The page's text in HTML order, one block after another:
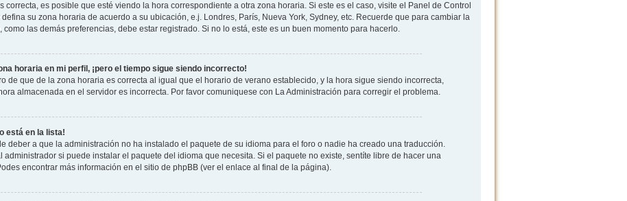
correcta, es posible que esté viendo la hora correspondiente a otra zona horaria. Si este es el caso, visite el Panel de Control
su zona horaria de acuerdo a su ubicación, e.j. Londres, París, Nueva York, Sydney, etc. Recuerde que para cambiar la
como las demás preferencias, debe estar registrado. Si no lo está, este es un buen momento para hacerlo.
horaria en mi perfil, ¡pero el tiempo sigue siendo incorrecto!
de que de la zona horaria es correcta al igual que el horario de verano establecido, y la hora sigue siendo incorrecta,
almacenada en el servidor es incorrecta. Por favor comuniquese con La Administración para corregir el problema.
está en la lista!
deber a que la administración no ha instalado el paquete de su idioma para el foro o nadie ha creado una traducción.
administrador si puede instalar el paquete del idioma que necesita. Si el paquete no existe, sentíte libre de hacer una
encontrar más información en el sitio de phpBB (ver el enlace al final de la página).